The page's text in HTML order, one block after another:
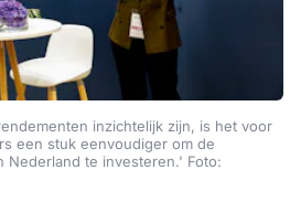
inzichtelijk zijn, is het voor
een stuk eenvoudiger om de
Nederland te investeren.' Foto: